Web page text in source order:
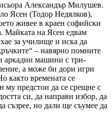
Александър Милушев.
Ясен (Тодор Недялков),
живее в краен софийски
Майката на Ясен едвам
за училище и иска да
– навярно помните
аркадни машини с три-
а може би дори игри
както времената се
му предстои да се срещне с
си, да направи избор, да
съзрее, но дали ще съумее да